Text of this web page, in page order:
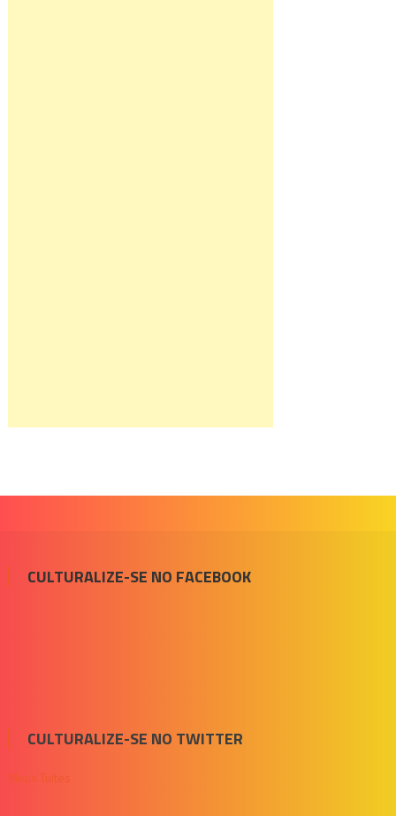
CULTURALIZE-SE NO FACEBOOK
CULTURALIZE-SE NO TWITTER
Meus Tuítes